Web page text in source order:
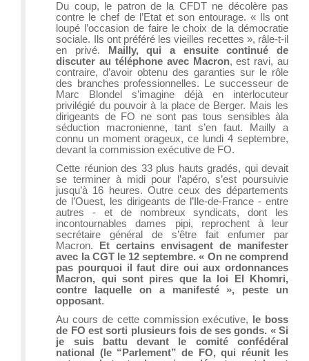
Du coup, le patron de la CFDT ne décolère pas
contre le chef de l’Etat et son entourage. « Ils ont
loupé l’occasion de faire le choix de la démocratie
sociale. Ils ont préféré les vieilles recettes », râle-t-il
en privé.
Mailly, qui a ensuite continué de
discuter au téléphone avec Macron, est ravi, au
contraire, d’avoir obtenu des garanties sur le rôle
des branches professionnelles. Le successeur de
Marc Blondel s’imagine déjà en interlocuteur
privilégié du pouvoir à la place de Berger. Mais les
dirigeants de FO ne sont pas tous sensibles àla
séduction macronienne, tant s’en faut. Mailly a
connu un moment orageux, ce lundi 4 septembre,
devant la commission exécutive de FO.
Cette réunion des 33 plus hauts gradés, qui devait
se terminer à midi pour l’apéro, s’est poursuivie
jusqu’à 16 heures. Outre ceux des départements
de l’Ouest, les dirigeants de l’Ile-de-France - entre
autres - et de nombreux syndicats, dont les
incontournables dames pipi, reprochent à leur
secrétaire général de s’être fait enfumer par
Macron.
Et certains envisagent de manifester
avec la CGT le 12 septembre. « On ne comprend
pas pourquoi il faut dire oui aux ordonnances
Macron, qui sont pires que la loi El Khomri,
contre laquelle on a manifesté », peste un
opposant.
Au cours de cette commission exécutive,
le boss
de FO est sorti plusieurs fois de ses gonds. « Si
je suis battu devant le comité confédéral
national (le “Parlement” de FO, qui réunit les